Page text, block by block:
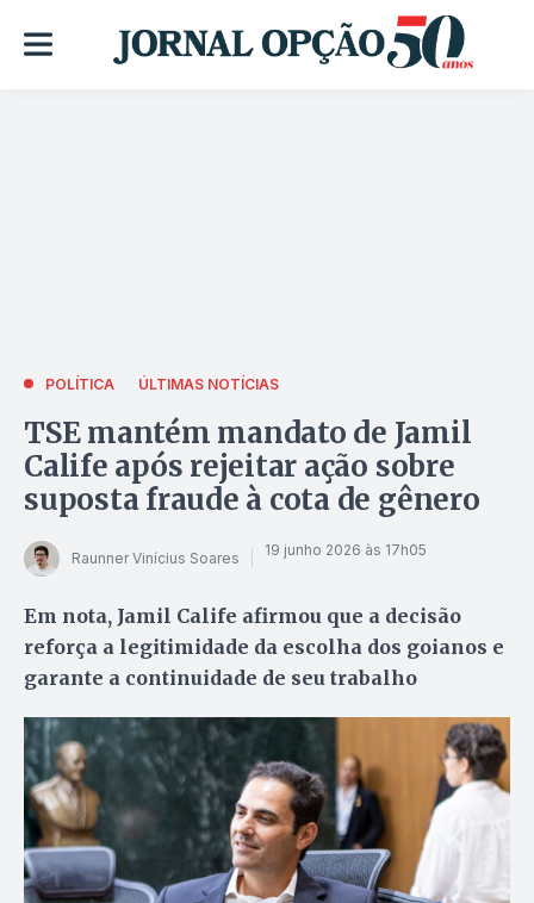
POLÍTICA ÚLTIMAS NOTÍCIAS
TSE mantém mandato de Jamil
Calife após rejeitar ação sobre
suposta fraude à cota de gênero
Raunner Vinícius Soares 19 junho 2026 às 17h05
Em nota, Jamil Calife afirmou que a decisão
reforça a legitimidade da escolha dos goianos e
garante a continuidade de seu trabalho